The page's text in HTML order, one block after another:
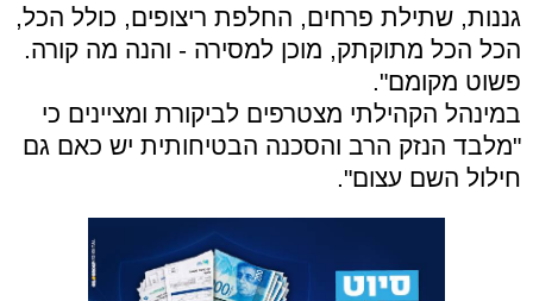
גננות, שתילת פרחים, החלפת ריצופים, כולל הכל,
הכל הכל מתוקתק, מוכן למסירה - והנה מה קורה.
פשוט מקומם".
במינהל הקהילתי מצטרפים לביקורת ומציינים כי
"מלבד הנזק הרב והסכנה הבטיחותית יש כאם גם
חילול השם עצום".